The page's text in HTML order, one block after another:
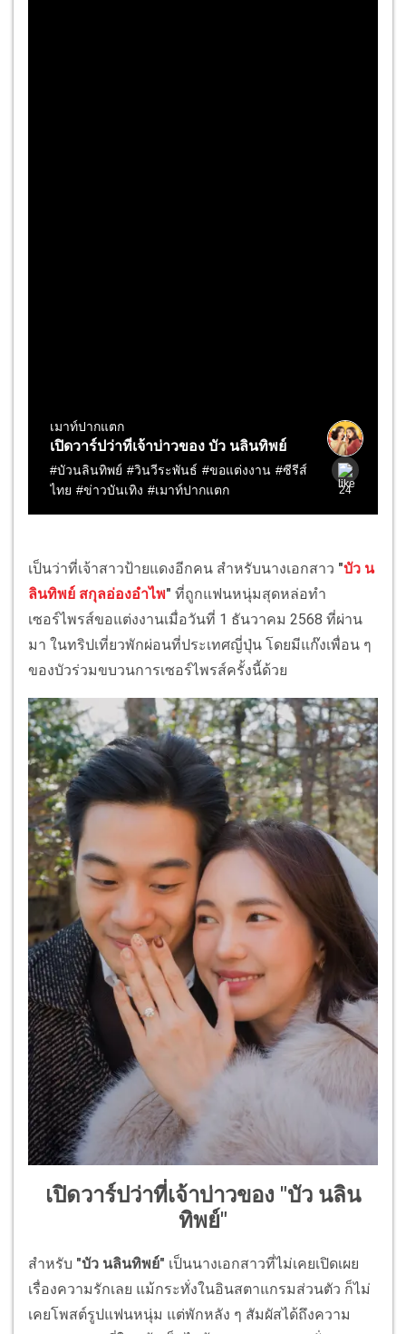
เป็นว่าที่เจ้าสาวป้ายแดงอีกคน สำหรับนางเอกสาว "บัว น
ลินทิพย์ สกุลอ่องอำไพ" ที่ถูกแฟนหนุ่มสุดหล่อทำ
เซอร์ไพรส์ขอแต่งงานเมื่อวันที่ 1 ธันวาคม 2568 ที่ผ่าน
มา ในทริปเที่ยวพักผ่อนที่ประเทศญี่ปุ่น โดยมีแก๊งเพื่อน ๆ
ของบัวร่วมขบวนการเซอร์ไพรส์ครั้งนี้ด้วย
เปิดวาร์ปว่าที่เจ้าบ่าวของ "บัว นลิน
ทิพย์"
สำหรับ "บัว นลินทิพย์" เป็นนางเอกสาวที่ไม่เคยเปิดเผย
เรื่องความรักเลย แม้กระทั่งในอินสตาแกรมส่วนตัว ก็ไม่
เคยโพสต์รูปแฟนหนุ่ม แต่พักหลัง ๆ สัมผัสได้ถึงความ